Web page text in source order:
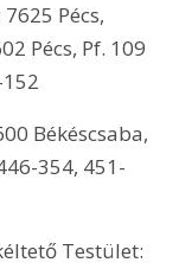
Pécs,
Pécs, Pf. 109
Békéscsaba,
354, 451-
Testület: